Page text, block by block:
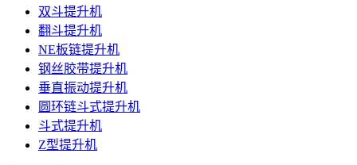
双斗提升机
翻斗提升机
NE板链提升机
钢丝胶带提升机
垂直振动提升机
圆环链斗式提升机
斗式提升机
Z型提升机